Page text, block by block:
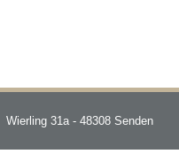
Wierling 31a - 48308 Senden